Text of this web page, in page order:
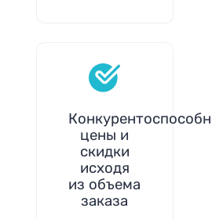
цены и
скидки
исходя
из объема
заказа